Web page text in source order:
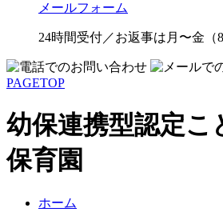
メールフォーム
24時間受付／お返事は月〜金（
PAGETOP
幼保連携型認定こ
保育園
ホーム